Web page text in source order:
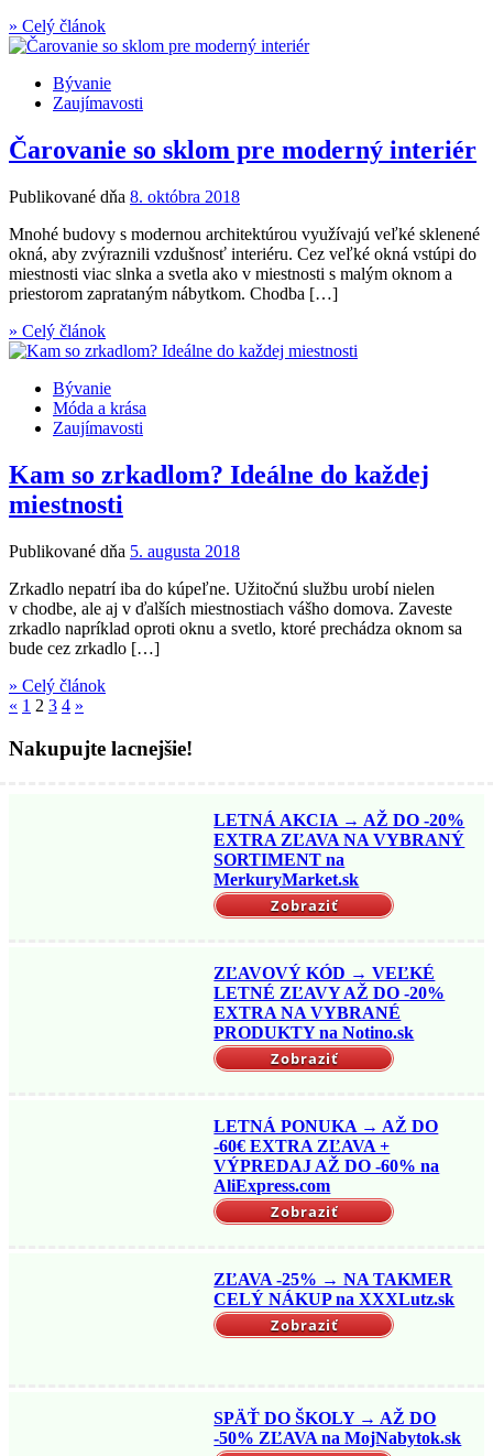
» Celý článok
Bývanie
Zaujímavosti
Čarovanie so sklom pre moderný interiér
Publikované dňa 8. októbra 2018
Mnohé budovy s modernou architektúrou využívajú veľké sklenené
okná, aby zvýraznili vzdušnosť interiéru. Cez veľké okná vstúpi do
miestnosti viac slnka a svetla ako v miestnosti s malým oknom a
priestorom zaprataným nábytkom. Chodba […]
» Celý článok
Bývanie
Móda a krása
Zaujímavosti
Kam so zrkadlom? Ideálne do každej
miestnosti
Publikované dňa 5. augusta 2018
Zrkadlo nepatrí iba do kúpeľne. Užitočnú službu urobí nielen
v chodbe, ale aj v ďalších miestnostiach vášho domova. Zaveste
zrkadlo napríklad oproti oknu a svetlo, ktoré prechádza oknom sa
bude cez zrkadlo […]
» Celý článok
« 1 2 3 4 »
Nakupujte lacnejšie!
LETNÁ AKCIA → AŽ DO -20%
EXTRA ZĽAVA NA VYBRANÝ
SORTIMENT na
MerkuryMarket.sk
Zobraziť
ZĽAVOVÝ KÓD → VEĽKÉ
LETNÉ ZĽAVY AŽ DO -20%
EXTRA NA VYBRANÉ
PRODUKTY na Notino.sk
Zobraziť
LETNÁ PONUKA → AŽ DO
-60€ EXTRA ZĽAVA +
VÝPREDAJ AŽ DO -60% na
AliExpress.com
Zobraziť
ZĽAVA -25% → NA TAKMER
CELÝ NÁKUP na XXXLutz.sk
Zobraziť
SPÄŤ DO ŠKOLY → AŽ DO
-50% ZĽAVA na MojNabytok.sk